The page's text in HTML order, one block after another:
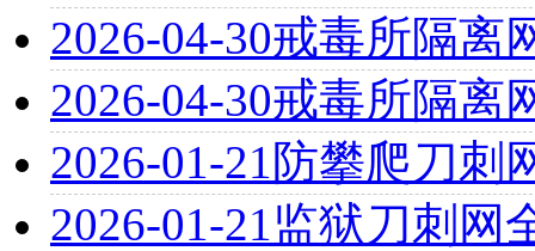
2026-04-30戒毒所隔离
2026-04-30戒毒所隔离
2026-01-21 防攀爬刀刺
2026-01-21监狱刀刺网